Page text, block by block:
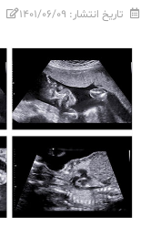
تاریخ انتشار: ۱۴۰۱/۰۶/۰۹